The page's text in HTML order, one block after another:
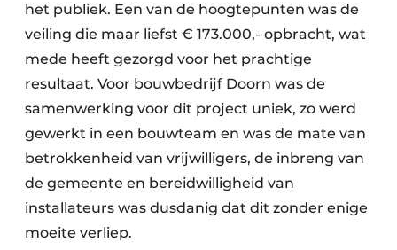
het publiek. Een van de hoogtepunten was de
veiling die maar liefst € 173.000,- opbracht, wat
mede heeft gezorgd voor het prachtige
resultaat. Voor bouwbedrijf Doorn was de
samenwerking voor dit project uniek, zo werd
gewerkt in een bouwteam en was de mate van
betrokkenheid van vrijwilligers, de inbreng van
de gemeente en bereidwilligheid van
installateurs was dusdanig dat dit zonder enige
moeite verliep.